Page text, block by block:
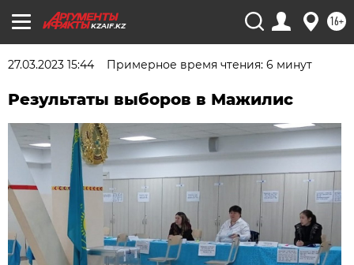
KZAIF.KZ 16+
27.03.2023 15:44 Примерное время чтения: 6 минут
Результаты выборов в Мажилис